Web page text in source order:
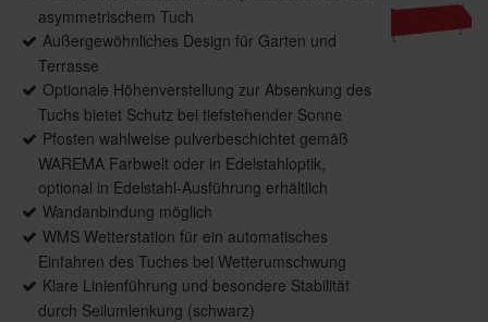
asymmetrischem Tuch
Außergewöhnliches Design für Garten und
Terrasse
Optionale Höhenverstellung zur Absenkung des
Tuchs bietet Schutz bei tiefstehender Sonne
Pfosten wahlweise pulverbeschichtet gemäß
WAREMA Farbwelt oder in Edelstahloptik,
optional in Edelstahl-Ausführung erhältlich
Wandanbindung möglich
WMS Wetterstation für ein automatisches
Einfahren des Tuches bei Wetterumschwung
Klare Linienführung und besondere Stabilität
durch Seilumlenkung (schwarz)